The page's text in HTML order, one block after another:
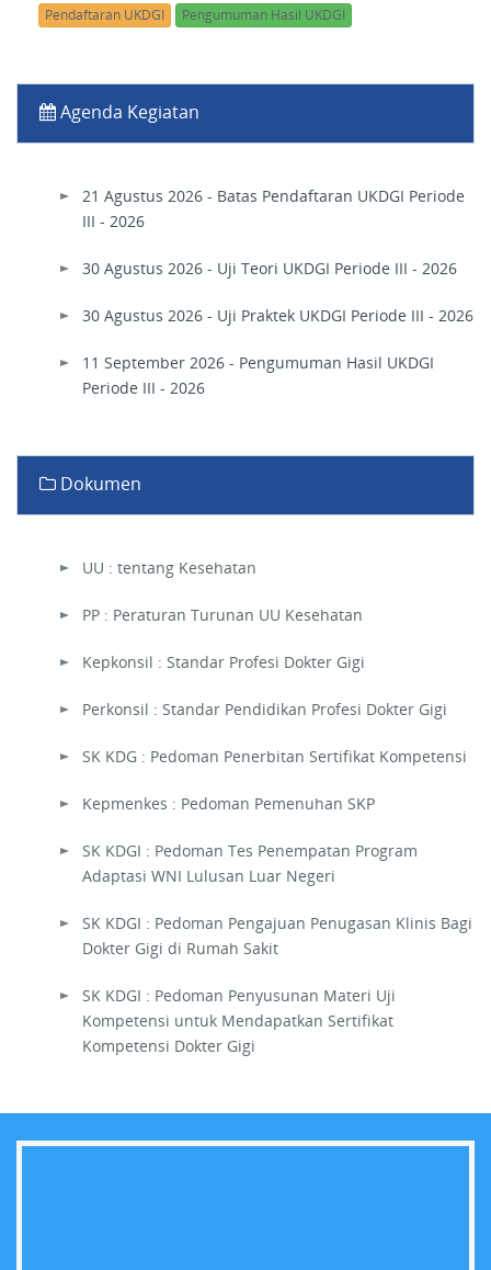
Pendaftaran UKDGI Pengumuman Hasil UKDGI
Agenda Kegiatan
21 Agustus 2026 - Batas Pendaftaran UKDGI Periode
III - 2026
30 Agustus 2026 - Uji Teori UKDGI Periode III - 2026
30 Agustus 2026 - Uji Praktek UKDGI Periode III - 2026
11 September 2026 - Pengumuman Hasil UKDGI
Periode III - 2026
Dokumen
UU : tentang Kesehatan
PP : Peraturan Turunan UU Kesehatan
Kepkonsil : Standar Profesi Dokter Gigi
Perkonsil : Standar Pendidikan Profesi Dokter Gigi
SK KDG : Pedoman Penerbitan Sertifikat Kompetensi
Kepmenkes : Pedoman Pemenuhan SKP
SK KDGI : Pedoman Tes Penempatan Program
Adaptasi WNI Lulusan Luar Negeri
SK KDGI : Pedoman Pengajuan Penugasan Klinis Bagi
Dokter Gigi di Rumah Sakit
SK KDGI : Pedoman Penyusunan Materi Uji
Kompetensi untuk Mendapatkan Sertifikat
Kompetensi Dokter Gigi